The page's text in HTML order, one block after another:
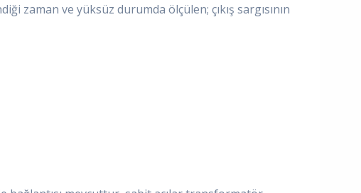
zaman ve yüksüz durumda ölçülen; çıkış sargısının